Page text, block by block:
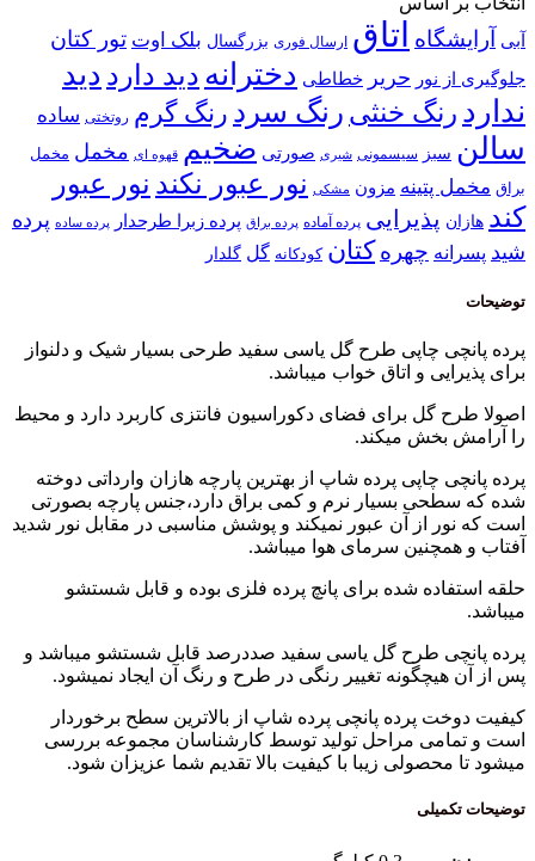
اتاق ارسال فوری بزرگسال بلک اوت تور کتان
نور حریر خطاطی دخترانهدید دارددید
خنثیرنگ سردرنگ گرم روتختی ساده
سبز سیسمونی شیری صورتی ضخیم قهوه ای مخمل مخمل
مزون مشکی نور عبور نکندنور عبور
پذیرایی پرده آماده پرده براق پرده زبرا طرحدار پرده ساده پرده
چهره کتان کودکانه گل گلدار
چاپی طرح گل یاسی سفید طرحی بسیار شیک و دلنواز
و اتاق خواب میباشد.
گل برای فضای دکوراسیون فانتزی کاربرد دارد و محیط
بخش میکند.
چاپی پرده شاپ از بهترین پارچه هازان وارداتی دوخته
بسیار نرم و کمی براق دارد،جنس پارچه بصورتی
از آن عبور نمیکند و پوشش مناسبی در مقابل نور شدید
سرمای هوا میباشد.
شده برای پانچ پرده فلزی بوده و قابل شستشو
طرح گل یاسی سفید صددرصد قابل شستشو میباشد و
تغییر رنگی در طرح و رنگ آن ایجاد نمیشود.
پرده پانچی پرده شاپ از بالاترین سطح برخوردار
مراحل تولید توسط کارشناسان مجموعه بررسی
زیبا با کیفیت بالا تقدیم شما عزیزان شود.